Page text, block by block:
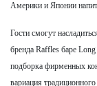
Америки и Японии
Гости смогут
бренда Raffles баре
подборка фирменных
вариация